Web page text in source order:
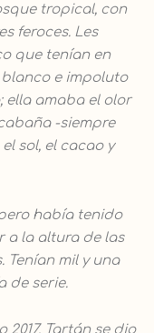
tropical, con
feroces. Les
que tenían en
e impoluto
ella amaba el olor
-siempre
sol, el cacao y
había tenido
a la altura de las
Tenían mil y una
de serie.
Tartán se dio